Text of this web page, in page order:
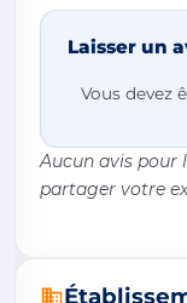
Laisser un
Vous devez
Aucun avis pour
partager votre